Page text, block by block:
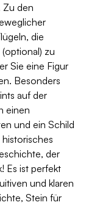
Zu den
die
zu
Sie eine Figur
Besonders
auf der
einen
und ein Schild
der
Es ist perfekt
und klaren
Stein für